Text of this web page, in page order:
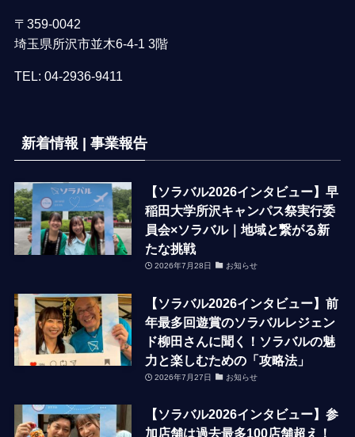
〒359-0042
埼玉県所沢市並木6-4-1 3階
TEL: 04-2936-9411
新着情報 | 事業報告
【ソラバル2026インタビュー】早
稲田大学所沢キャンパス祭実行委
員会×ソラバル｜地域と繋がる新
たな挑戦
2026年7月28日 お知らせ
【ソラバル2026インタビュー】前
年最多回遊賞のソラバルレジェン
ド柳田さんに聞く！ソラバルの魅
力と楽しむための「攻略法」
2026年7月27日 お知らせ
【ソラバル2026インタビュー】参
加店舗は過去最多100店舗超え！